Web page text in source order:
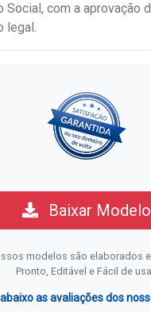
Social, com a aprovação
legal.
Baixar Modelo
modelos são elaborados
Pronto, Editável e Fácil de
abaixo as avaliações dos